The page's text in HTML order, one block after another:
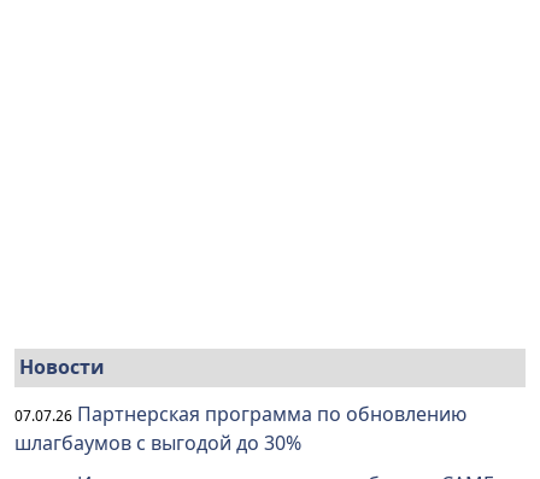
Новости
07.07.26 Партнерская программа по обновлению
шлагбаумов с выгодой до 30%